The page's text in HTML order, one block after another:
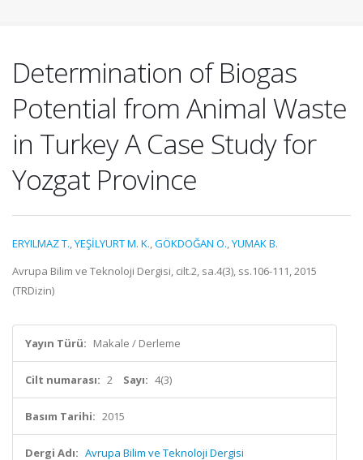
Determination of Biogas
Potential from Animal Waste
in Turkey A Case Study for
Yozgat Province
ERYILMAZ T.,YEŞİLYURT M. K.,GÖKDOĞAN O.,YUMAK B.
Avrupa Bilim ve Teknoloji Dergisi, cilt.2, sa.4(3), ss.106-111, 2015
(TRDizin)
Yayın Türü: Makale / Derleme
Cilt numarası: 2 Sayı: 4(3)
Basım Tarihi: 2015
Dergi Adı: Avrupa Bilim ve Teknoloji Dergisi